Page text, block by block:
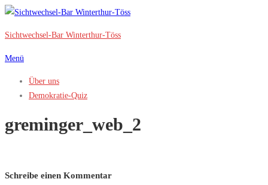
Zum
springen
Sichtwechsel-Bar Winterthur-Töss
Menü
Über uns
Demokratie-Quiz
greminger_web_2
Schreibe einen Kommentar